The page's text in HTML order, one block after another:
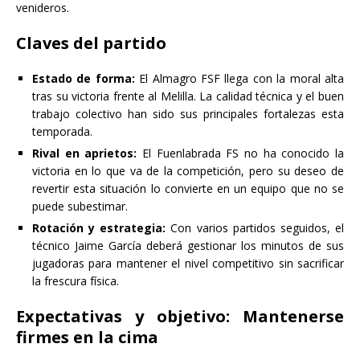
venideros.
Claves del partido
Estado de forma: El Almagro FSF llega con la moral alta
tras su victoria frente al Melilla. La calidad técnica y el buen
trabajo colectivo han sido sus principales fortalezas esta
temporada.
Rival en aprietos: El Fuenlabrada FS no ha conocido la
victoria en lo que va de la competición, pero su deseo de
revertir esta situación lo convierte en un equipo que no se
puede subestimar.
Rotación y estrategia: Con varios partidos seguidos, el
técnico Jaime García deberá gestionar los minutos de sus
jugadoras para mantener el nivel competitivo sin sacrificar
la frescura física.
Expectativas y objetivo: Mantenerse
firmes en la cima